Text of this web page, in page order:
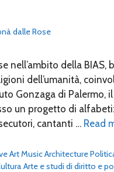
dalle Rose
nell’ambito della
dell’umanità,
Gonzaga di Palermo,
un progetto di
cantanti … Read
Art Music Architecture
Arte e studi di diritto e